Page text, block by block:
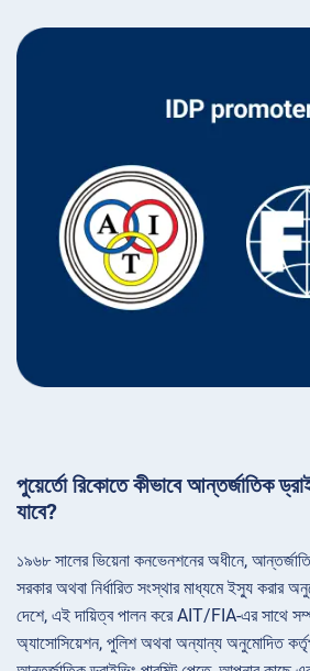
পুয়ের্তো রিকোতে কীভাবে আন্তর্জাতিক
যাবে?
১৯৬৮ সালের ভিয়েনা কনভেনশনের অধীনে,
সরকার অথবা নির্ধারিত সংস্থার মাধ্যমে ইস্যু করার
দেশে, এই দায়িত্ব পালন করে AIT/FIA-এর সাথে
অ্যাসোসিয়েশন, পুলিশ অথবা অন্যান্য অনুমোদিত